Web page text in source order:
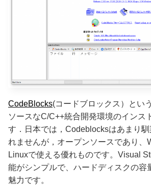
CodeBlocks(コードブロックス）とい
ソースなC/C++統合開発環境のインス
す．日本では，Codeblocksはあまり
れませんが，オープンソースであり、
Linuxで使える優れものです。Visual
能がシンプルで、ハードディスクの容
魅力です。